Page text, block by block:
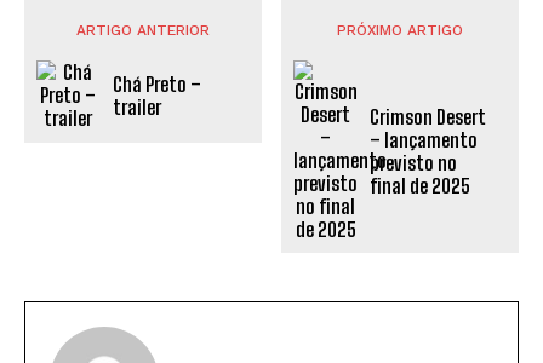
ARTIGO ANTERIOR
Chá Preto –
trailer
PRÓXIMO ARTIGO
Crimson Desert
– lançamento
previsto no
final de 2025